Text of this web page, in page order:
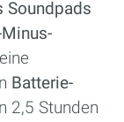
Soundpads
Batterie-
2,5 Stunden